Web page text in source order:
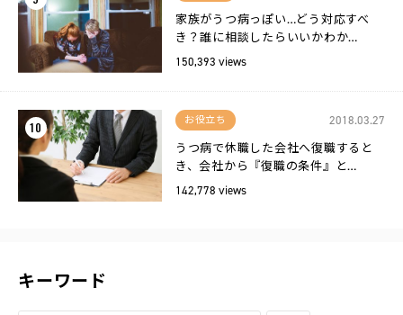
家族がうつ病っぽい…どう対応すべ
き？誰に相談したらいいかわか…
150,393 views
10 お役立ち
2018.03.27
うつ病で休職した会社へ復職すると
き、会社から『復職の条件』と…
142,778 views
キーワード